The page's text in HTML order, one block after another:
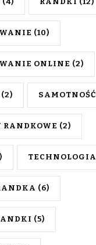
(10)
ONLINE (2)
(2) SAMOTNOŚĆ
RANDKOWE (2)
TECHNOLOGIA
(6)
(5)